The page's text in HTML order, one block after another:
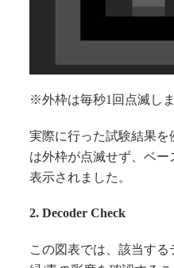
※外枠は毎秒1回点滅しま
実際に行った試験結果
は外枠が点滅せず、ベ
表示されました。
2. Decoder Check
この図表では、該当す